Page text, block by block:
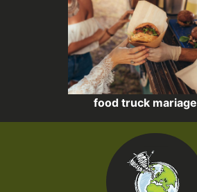
food truck mariage